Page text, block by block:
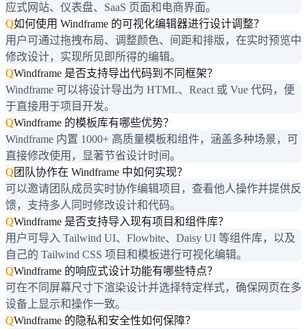
应式网站、仪表盘、SaaS 页面和电商界面。
Q如何使用 Windframe 的可视化编辑器进行设计调整？
用户可通过拖拽布局、调整颜色、间距和排版，在实时预览中
修改设计，实现所见即所得的编辑。
QWindframe 是否支持导出代码到不同框架？
Windframe 可以将设计导出为 HTML、React 或 Vue 代码，便
于直接用于项目开发。
QWindframe 的模板库有哪些优势？
Windframe 内置 1000+ 高质量模板和组件，涵盖多种场景，可
直接修改使用，显著节省设计时间。
Q 团队协作在 Windframe 中如何实现？
可以邀请团队成员实时协作编辑项目，查看他人操作并提供反
馈，支持多人同时修改设计和代码。
QWindframe 是否支持导入现有项目和组件库？
用户可导入 Tailwind UI、Flowbite、Daisy UI 等组件库，以及
自己的 Tailwind CSS 项目和模板进行可视化编辑。
QWindframe 的响应式设计功能有哪些特点？
可在不同屏幕尺寸下渲染设计并选择特定样式，确保网页在多
设备上显示和操作一致。
QWindframe 的隐私和安全性如何保障？